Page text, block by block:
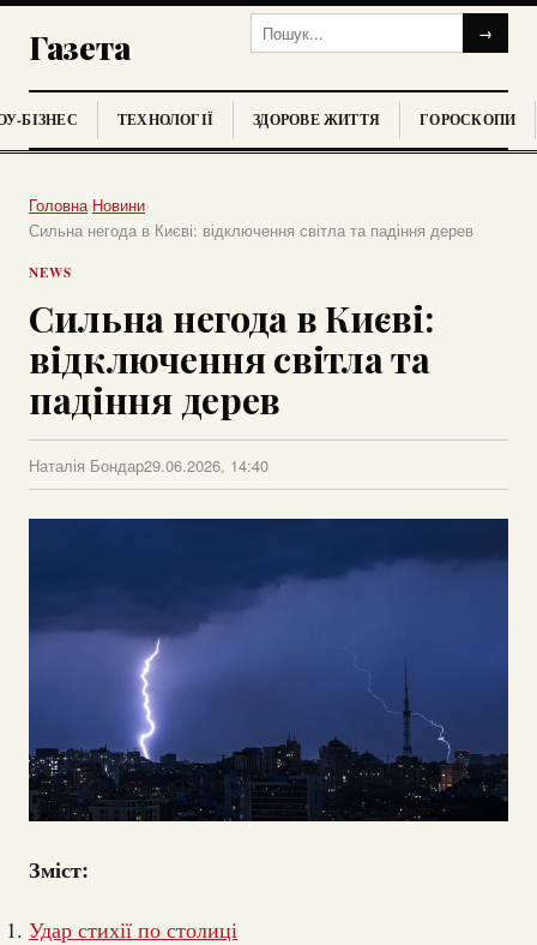
Газета →
БІЗНЕС ТЕХНОЛОГІЇ ЗДОРОВЕ ЖИТТЯ ГОРОСКОПИ
Головна›Новини›
Сильна негода в Києві: відключення світла та падіння дерев
NEWS
Сильна негода в Києві:
відключення світла та
падіння дерев
Наталія Бондар29.06.2026, 14:40
Зміст:
Удар стихії по столиці